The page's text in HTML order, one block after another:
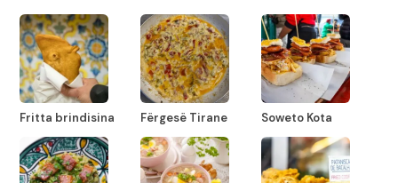
Fritta brindisina Fërgesë Tirane Soweto Kota